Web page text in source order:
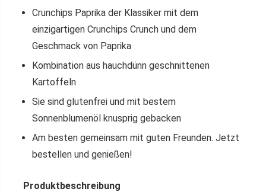
Crunchips Paprika der Klassiker mit dem
einzigartigen Crunchips Crunch und dem
Geschmack von Paprika
Kombination aus hauchdünn geschnittenen
Kartoffeln
Sie sind glutenfrei und mit bestem
Sonnenblumenöl knusprig gebacken
Am besten gemeinsam mit guten Freunden. Jetzt
bestellen und genießen!
Produktbeschreibung